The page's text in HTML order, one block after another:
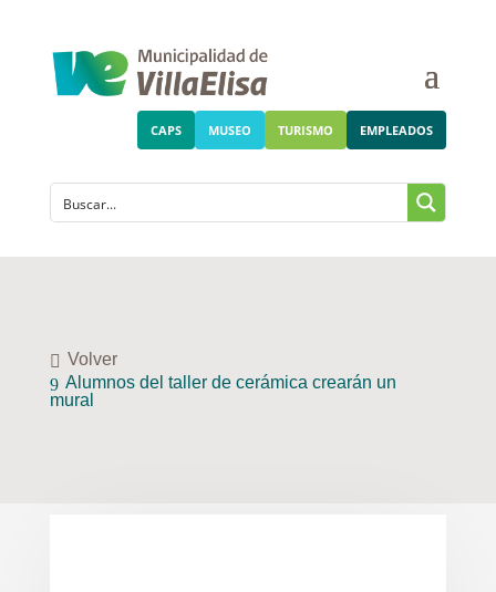
CAPS MUSEO TURISMO EMPLEADOS
Volver
Alumnos del taller de cerámica crearán un
mural